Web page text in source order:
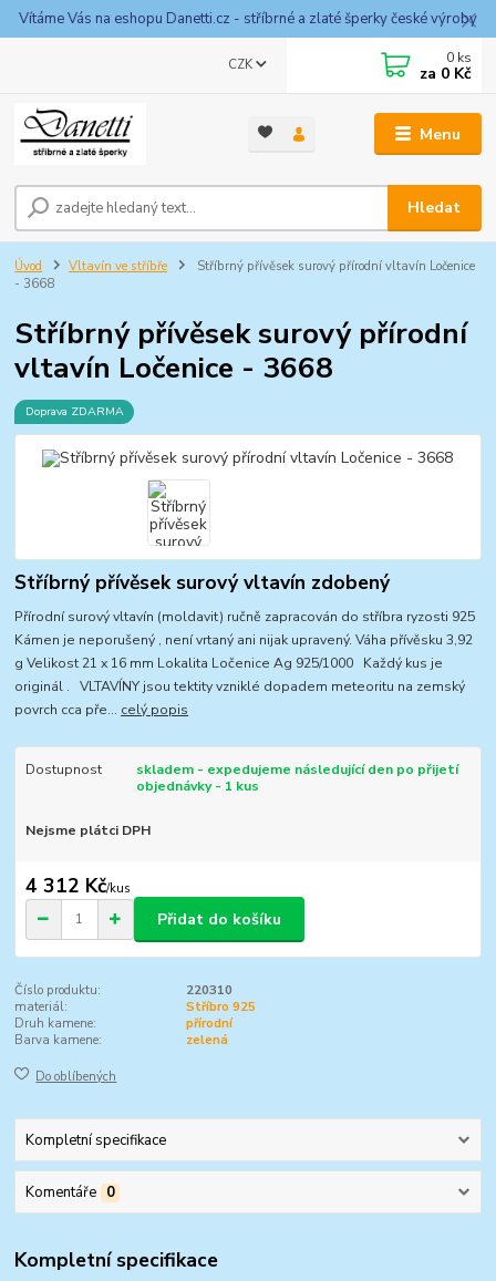
Vítáme Vás na eshopu Danetti.cz - stříbrné a zlaté šperky české výroby
Menu
CZK
Hledat
0 ks
za 0 Kč
Úvod Vltavín ve stříbře
Stříbrný přívěsek surový přírodní vltavín Ločenice
- 3668
Stříbrný přívěsek surový přírodní
vltavín Ločenice - 3668
Doprava ZDARMA
Stříbrný přívěsek surový vltavín zdobený
Přírodní surový vltavín (moldavit) ručně zapracován do stříbra ryzosti 925
Kámen je neporušený , není vrtaný ani nijak upravený. Váha přívěsku 3,92
g Velikost 21 x 16 mm Lokalita Ločenice Ag 925/1000 Každý kus je
originál . VLTAVÍNY jsou tektity vzniklé dopadem meteoritu na zemský
povrch cca pře... celý popis
Dostupnost
skladem - expedujeme následující den po přijetí
objednávky - 1 kus
Nejsme plátci DPH
4 312 Kč/kus
Přidat do košíku
Číslo produktu:
220310
materiál:
Stříbro 925
Druh kamene:
přírodní
Barva kamene:
zelená
Do oblíbených
Kompletní specifikace
Komentáře 0
Kompletní specifikace